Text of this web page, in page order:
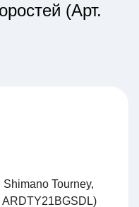
(Арт.